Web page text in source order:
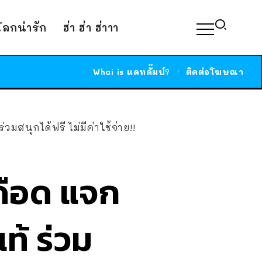
กน่ารัก ฮ่า ฮ่า ฮ่าาา
Whai is แคทดั๊มบ์? ติดต่อโฆษณา
วมสนุกได้ฟรี ไม่มีค่าใช้จ่าย!!
อด แจก
ร่วม